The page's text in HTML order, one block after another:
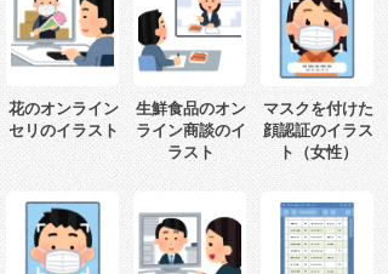
花のオンライン
セリのイラスト
生鮮食品のオン
ライン商談のイ
ラスト
マスクを付けた
顔認証のイラス
ト（女性）